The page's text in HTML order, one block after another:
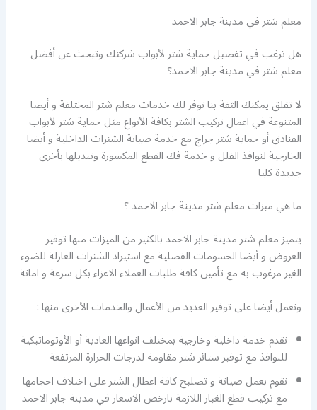
معلم شتر في مدينة جابر الاحمد
هل ترغب في تفصيل حماية شتر لأبواب شركتك وتبحث عن أفضل
معلم شتر في مدينة جابر الاحمد؟
لا تقلق يمكنك الثقة بنا نوفر لك خدمات معلم شتر المختلفة و أيضا
المتنوعة في اعمال تركيب الشتر بكافة الأنواع مثل حماية شتر لأبواب
الفنادق أو حماية شتر جراج مع خدمة صيانة الشترات الداخلية و أيضا
الخارجية لنوافذ الفلل و خدمة فك القطع المكسورة وتبديلها بأخرى
جديدة كليا
ما هي ميزات معلم شتر مدينة جابر الاحمد ؟
يتميز معلم شتر مدينة جابر الاحمد بالكثير من الميزات منها توفير
العروض و أيضا الحسومات الفصلية مع استيراد الشترات العازلة للضوء
الغير مرغوب به مع تأمين كافة طلبات العملاء الاعزاء بكل سرعة و امانة
ونعمل أيضا على توفير العديد من الأعمال والخدمات الأخرى منها :
نقدم خدمة داخلية وخارجية بمختلف انواعها العادية أو الأوتوماتيكية
للنوافذ مع توفير ستائر شتر مقاومة لدرجات الحرارة المرتفعة
نقوم بعمل صيانة و تصليح كافة اعطال الشتر على اختلاف احجامها
مع تركيب قطع الغيار اللازمة بارخص الاسعار في مدينة جابر الاحمد